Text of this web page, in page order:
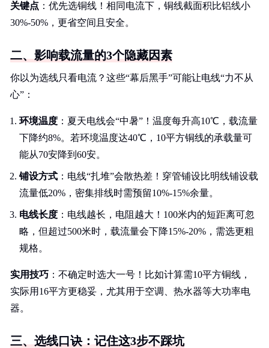
关键点 ：优先选铜线！相同电流下，铜线截面积比铝线小
30%-50%，更省空间且安全。
二、影响载流量的3个隐藏因素
你以为选线只看电流？这些“幕后黑手”可能让电线“力不从
心”：
环境温度 ：夏天电线会“中暑”！温度每升高10℃，载流量
下降约8%。若环境温度达40℃，10平方铜线的承载量可
能从70安降到60安。
铺设方式 ：电线“扎堆”会散热差！穿管铺设比明线铺设载
流量低20%，密集排线时需预留10%-15%余量。
电线长度 ：电线越长，电阻越大！100米内的短距离可忽
略，但超过500米时，载流量会下降15%-20%，需选更粗
规格。
实用技巧 ：不确定时选大一号！比如计算需10平方铜线，
实际用16平方更稳妥，尤其用于空调、热水器等大功率电
器。
三、选线口诀：记住这3步不踩坑